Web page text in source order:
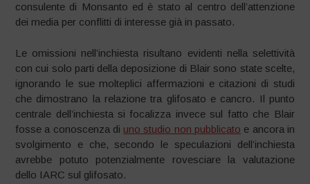
consulente di Monsanto ed è stato al centro dell’attenzione
dei media per conflitti di interesse già in passato.
Le omissioni nell’inchiesta risultano evidenti nella selettività
con cui solo parti della deposizione di Blair sono state scelte,
ignorando le sue molteplici affermazioni e citazioni di studi
che dimostrano la relazione tra glifosato e cancro. Il punto
centrale dell’inchiesta si focalizza invece sul fatto che Blair
fosse a conoscenza di uno studio non pubblicato e ancora in
svolgimento e che, secondo le speculazioni dell’inchiesta
avrebbe potuto potenzialmente rovesciare la valutazione
dello IARC sul glifosato.